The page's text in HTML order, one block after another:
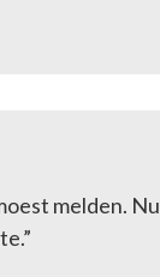
melden. Nu